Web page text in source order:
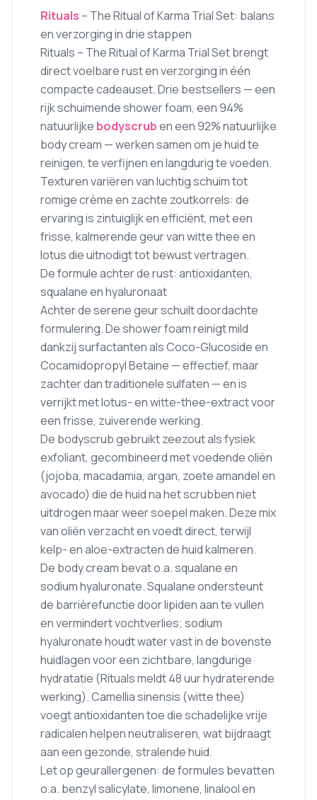
Rituals – The Ritual of Karma Trial Set: balans
en verzorging in drie stappen
Rituals – The Ritual of Karma Trial Set brengt
direct voelbare rust en verzorging in één
compacte cadeauset. Drie bestsellers — een
rijk schuimende shower foam, een 94%
natuurlijke bodyscruben een 92% natuurlijke
body cream — werken samen om je huid te
reinigen, te verfijnen en langdurig te voeden.
Texturen variëren van luchtig schuim tot
romige crème en zachte zoutkorrels: de
ervaring is zintuiglijk en efficiënt, met een
frisse, kalmerende geur van witte thee en
lotus die uitnodigt tot bewust vertragen.
De formule achter de rust: antioxidanten,
squalane en hyaluronaat
Achter de serene geur schuilt doordachte
formulering. De shower foam reinigt mild
dankzij surfactanten als Coco-Glucoside en
Cocamidopropyl Betaine — effectief, maar
zachter dan traditionele sulfaten — en is
verrijkt met lotus- en witte-thee-extract voor
een frisse, zuiverende werking.
De bodyscrub gebruikt zeezout als fysiek
exfoliant, gecombineerd met voedende oliën
(jojoba, macadamia, argan, zoete amandel en
avocado) die de huid na het scrubben niet
uitdrogen maar weer soepel maken. Deze mix
van oliën verzacht en voedt direct, terwijl
kelp- en aloe-extracten de huid kalmeren.
De body cream bevat o.a. squalane en
sodium hyaluronate. Squalane ondersteunt
de barrièrefunctie door lipiden aan te vullen
en vermindert vochtverlies; sodium
hyaluronate houdt water vast in de bovenste
huidlagen voor een zichtbare, langdurige
hydratatie (Rituals meldt 48 uur hydraterende
werking). Camellia sinensis (witte thee)
voegt antioxidanten toe die schadelijke vrije
radicalen helpen neutraliseren, wat bijdraagt
aan een gezonde, stralende huid.
Let op geurallergenen: de formules bevatten
o.a. benzyl salicylate, limonene, linalool en